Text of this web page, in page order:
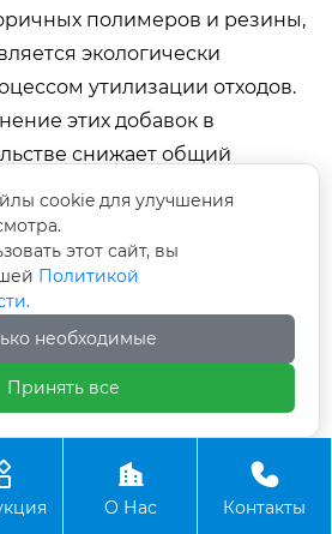
полимеров и резины,
экологически
утилизации отходов.
этих добавок в
снижает общий
и возможности
асфальта, сокращая
нового щебня и битума.
в пользу
и эффективности
с использованием
а проверенное решение,
игры в дорожном

О Нас

Контакты
cookie для улучшения
этот сайт, вы
Политикой
необходимые
Принять все